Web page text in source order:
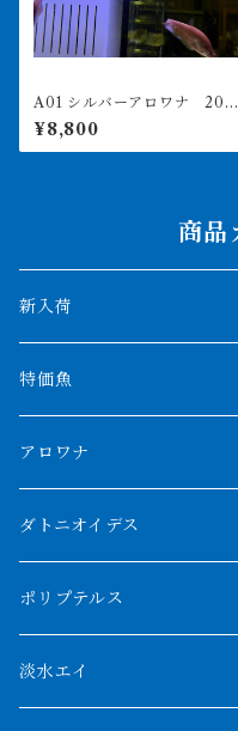
A01 シルバーアロワナ 20㎝
前後
¥8,800
商品
新入荷
特価魚
アロワナ
クンパイ
アブソリュートレッド
AGUS スーパーレッドF4
ダトニオイデス
シャムタイガー
特殊ダトニオ
ポリプテルス
モンスターポリプ
淡水エイ